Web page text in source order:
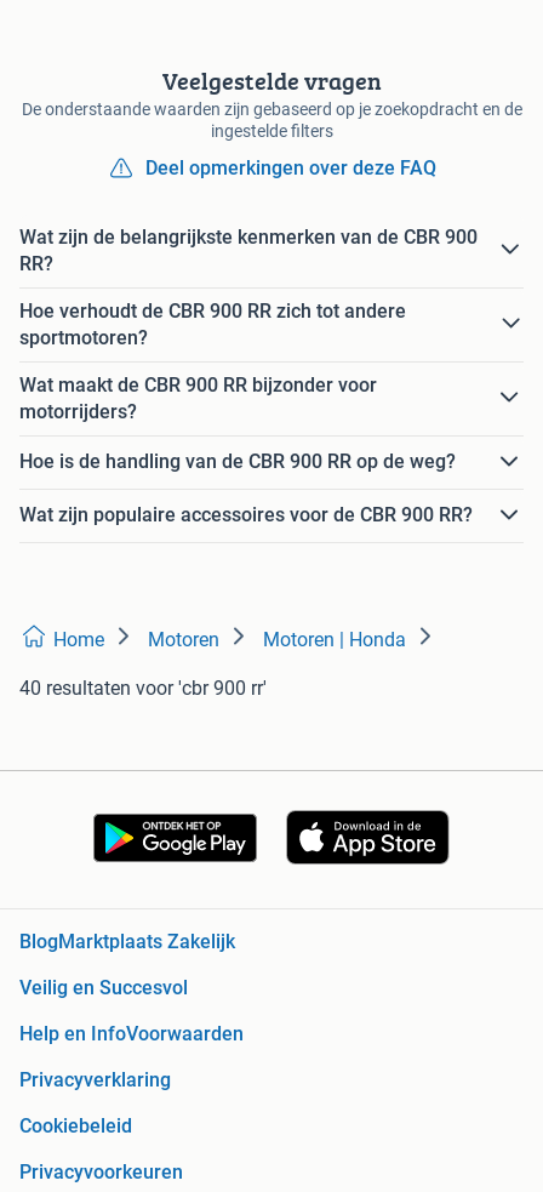
Veelgestelde vragen
De onderstaande waarden zijn gebaseerd op je zoekopdracht en de
ingestelde filters
Deel opmerkingen over deze FAQ
Wat zijn de belangrijkste kenmerken van de CBR 900
RR?
Hoe verhoudt de CBR 900 RR zich tot andere
sportmotoren?
Wat maakt de CBR 900 RR bijzonder voor
motorrijders?
Hoe is de handling van de CBR 900 RR op de weg?
Wat zijn populaire accessoires voor de CBR 900 RR?
Home Motoren Motoren | Honda
40 resultaten voor 'cbr 900 rr'
BlogMarktplaats Zakelijk
Veilig en Succesvol
Help en InfoVoorwaarden
Privacyverklaring
Cookiebeleid
Privacyvoorkeuren